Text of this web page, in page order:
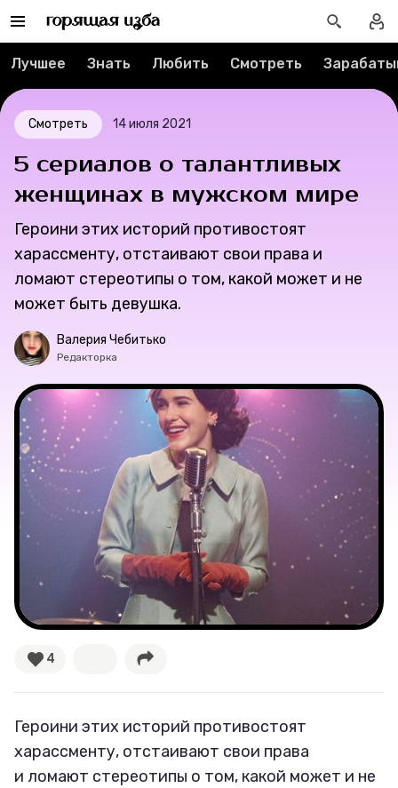
О проекте
Мерч
О компании
Новости
Лучшее
Великие женщины
Тренды
Рецепты
Ваши истории
Соцсети
Лучшее Знать Любить Смотреть
Смотреть 14 июля 2021
5 сериалов о талантливых
женщинах в мужском мире
Героини этих историй противостоят
харассменту, отстаивают свои права и
ломают стереотипы о том, какой может и не
может быть девушка.
Валерия Чебитько
Редакторка
4
Героини этих историй противостоят
харассменту, отстаивают свои права
и ломают стереотипы о том, какой может и не